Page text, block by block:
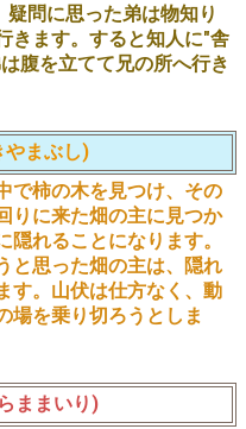
問に思った弟は物知り
きます。すると知人に"舎
腹を立てて兄の所へ行き
やまぶし)
で柿の木を見つけ、その
りに来た畑の主に見つか
れることになります。
と思った畑の主は、隠れ
す。山伏は仕方なく、動
場を乗り切ろうとしま
ままいり)